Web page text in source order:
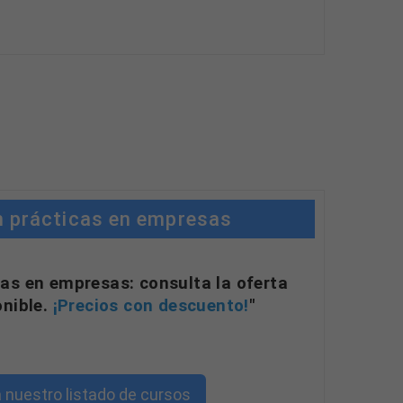
prácticas en empresas
en empresas: consulta la oferta
¡Precios con descuento!"
nuestro listado de cursos